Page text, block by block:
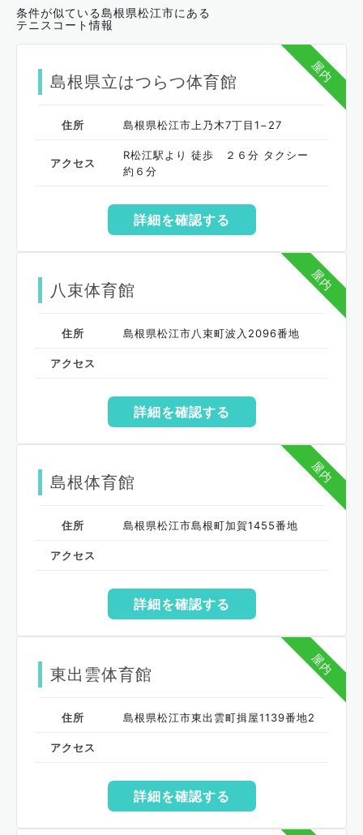
条件が似ている島根県松江市にある
テニスコート情報
屋内
島根県立はつらつ体育館
住所 島根県松江市上乃木7丁目1−27
アクセス
R松江駅より 徒歩 ２６分 タクシー
約６分
詳細を確認する
屋内
八束体育館
住所 島根県松江市八束町波入2096番地
アクセス
詳細を確認する
屋内
島根体育館
住所 島根県松江市島根町加賀1455番地
アクセス
詳細を確認する
屋内
東出雲体育館
住所 島根県松江市東出雲町揖屋1139番地2
アクセス
詳細を確認する